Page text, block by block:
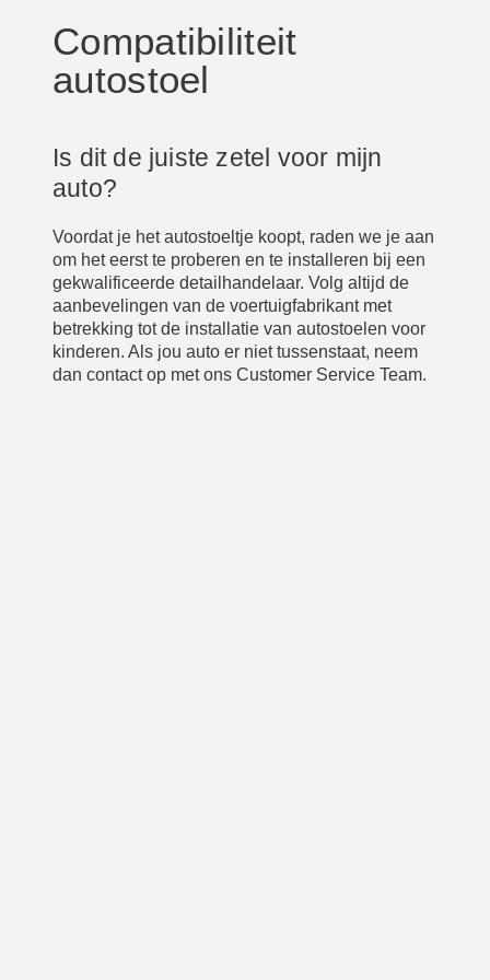
Compatibiliteit
autostoel
Is dit de juiste zetel voor mijn
auto?
Voordat je het autostoeltje koopt, raden we je aan
om het eerst te proberen en te installeren bij een
gekwalificeerde detailhandelaar. Volg altijd de
aanbevelingen van de voertuigfabrikant met
betrekking tot de installatie van autostoelen voor
kinderen. Als jou auto er niet tussenstaat, neem
dan contact op met ons Customer Service Team.